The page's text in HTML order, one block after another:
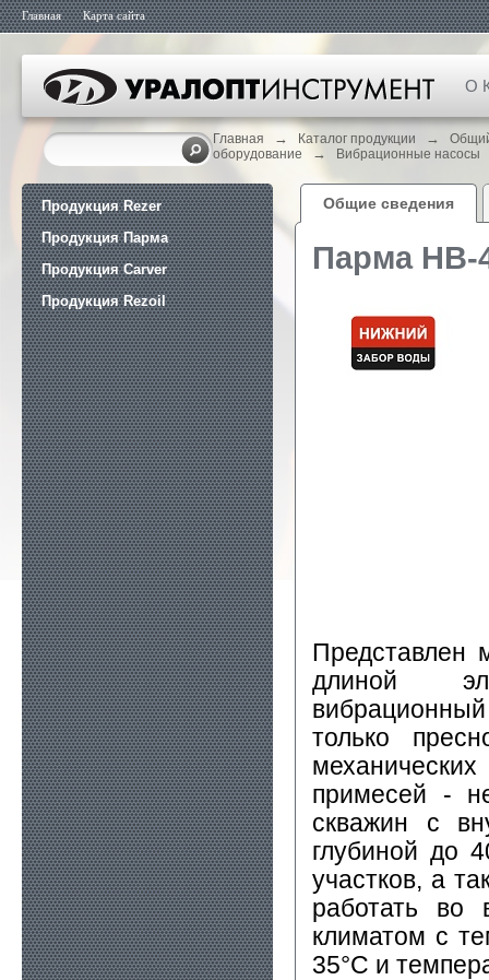
Главная Карта сайта
О
Главная → Каталог продукции →
оборудование
→ Вибрационные насосы
Продукция Rezer
Продукция Парма
Продукция Carver
Продукция Rezoil
Общие сведения
Парма
Представлен
длиной
только
примесей -
скважин с
глубиной до
участков, а
работать во
климатом с
35°С и